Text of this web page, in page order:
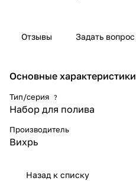
может сжиматься и
Отзывы Задать вопрос
Основные характеристики
Тип/серия ?
Набор для полива
Производитель
Вихрь
Назад к списку